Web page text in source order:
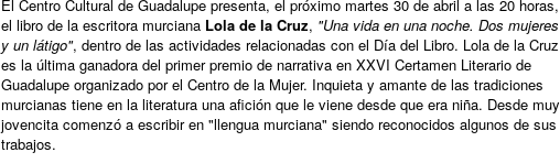
El Centro Cultural de Guadalupe presenta, el próximo martes 30 de abril a las 20 horas,
el libro de la escritora murciana Lola de la Cruz, "Una vida en una noche. Dos mujeres
y un látigo", dentro de las actividades relacionadas con el Día del Libro. Lola de la Cruz
es la última ganadora del primer premio de narrativa en XXVI Certamen Literario de
Guadalupe organizado por el Centro de la Mujer. Inquieta y amante de las tradiciones
murcianas tiene en la literatura una afición que le viene desde que era niña. Desde muy
jovencita comenzó a escribir en "llengua murciana" siendo reconocidos algunos de sus
trabajos.